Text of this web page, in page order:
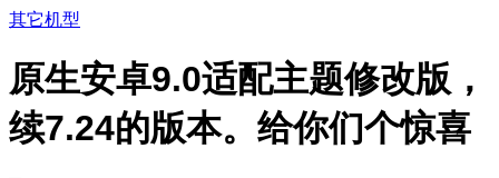
其它机型
原生安卓9.0适配主题修改版，
续7.24的版本。给你们个惊喜